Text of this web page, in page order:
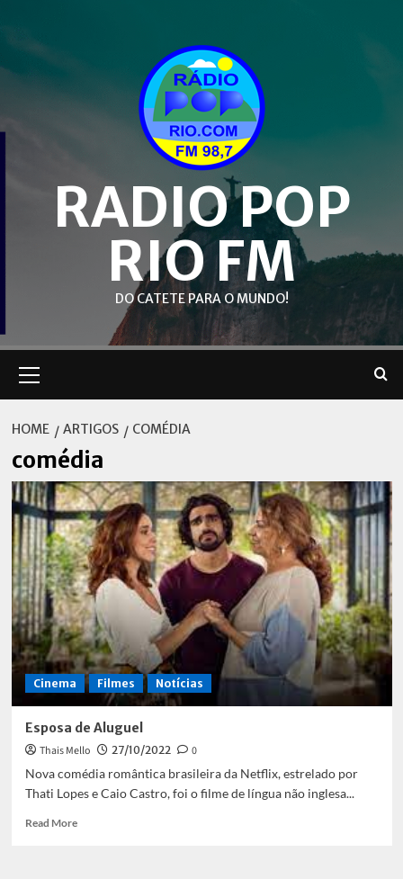
content
RADIO POP
RIO FM
DO CATETE PARA O MUNDO!
Menu
HOME ARTIGOS COMÉDIA
comédia
Cinema Filmes Notícias
Esposa de Aluguel
Thais Mello 27/10/2022
0
Nova comédia romântica brasileira da Netflix, estrelado por
Thati Lopes e Caio Castro, foi o filme de língua não inglesa...
Read MoreRead